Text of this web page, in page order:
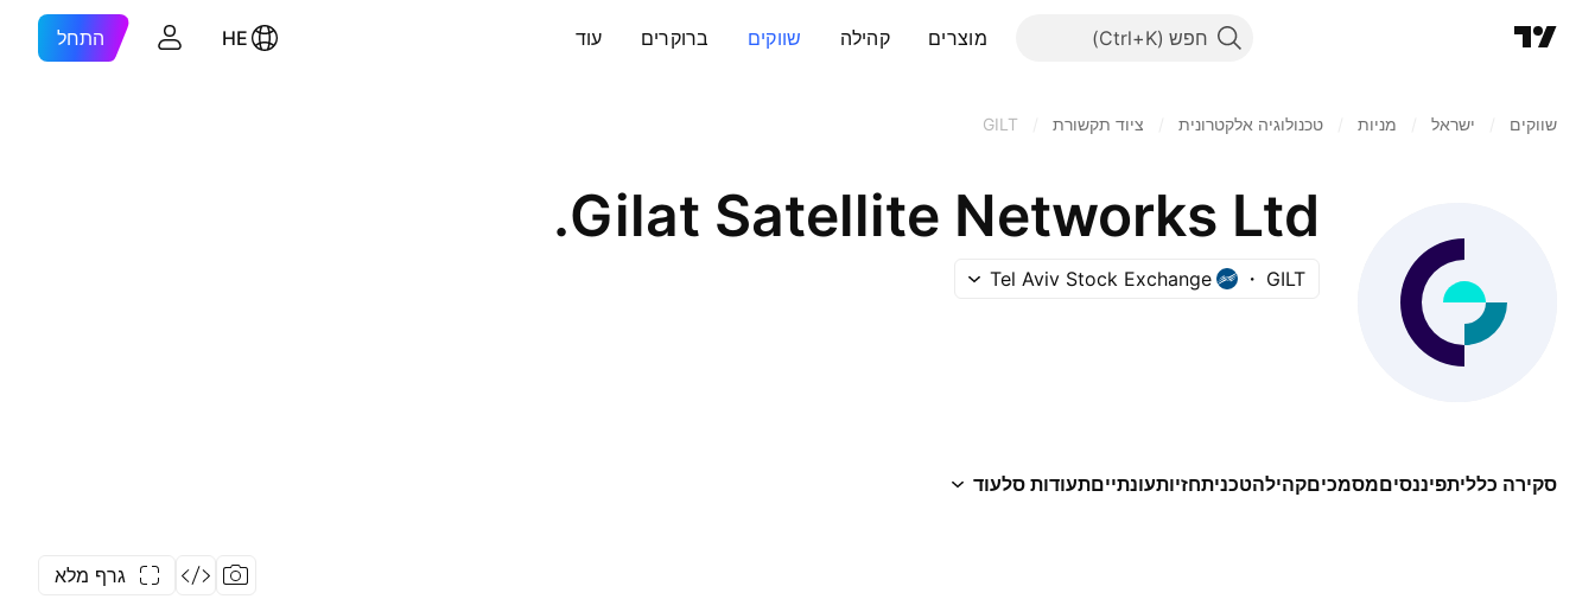
חפש מוצרים קהילה שווקים ברוקרים עוד HE התחל
שווקים ישראל מניות‏ טכנולוגיה אלקטרונית ציוד תקשורת GILT
Gilat Satellite Networks Ltd.
GILT
Tel Aviv Stock Exchange
סקירה כלליתפיננסיםמסמכיםקהילהטכניתחזיותעונתייםתעודות סלעוד
גרף מלא